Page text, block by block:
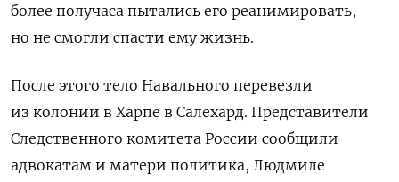
более получаса пытались его реанимировать,
но не смогли спасти ему жизнь.
После этого тело Навального перевезли
из колонии в Харпе в Салехард. Представители
Следственного комитета России сообщили
адвокатам и матери политика, Людмиле